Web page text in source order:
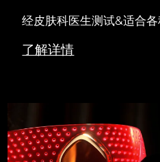
经皮肤科医生测试&适合各
了解详情